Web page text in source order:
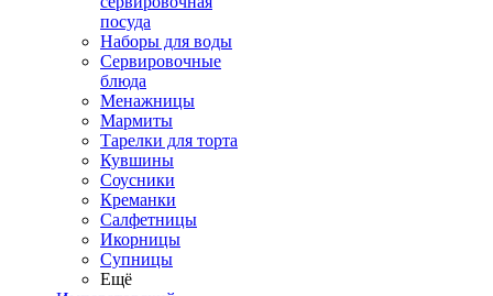
посуда
Наборы для воды
Сервировочные
блюда
Менажницы
Мармиты
Тарелки для торта
Кувшины
Соусники
Креманки
Салфетницы
Икорницы
Супницы
Ещё